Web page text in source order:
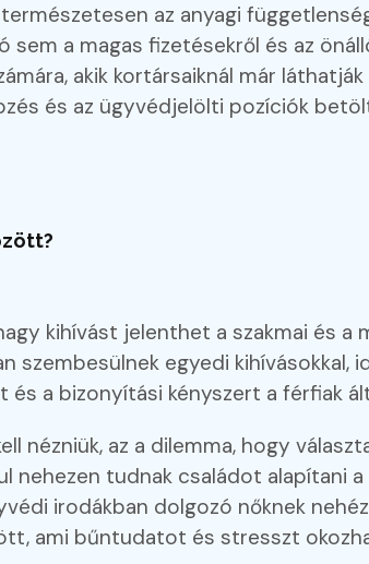
az anyagi
sem a magas fizetésekről és az
akik kortársaiknál már
és az ügyvédjelölti pozíciók
kihívást jelenthet a szakmai és a
szembesülnek egyedi kihívásokkal,
a bizonyítási kényszert a férfiak
nézniük, az a dilemma, hogy
tudnak családot alapítani
irodákban dolgozó nőknek
ami bűntudatot és stresszt